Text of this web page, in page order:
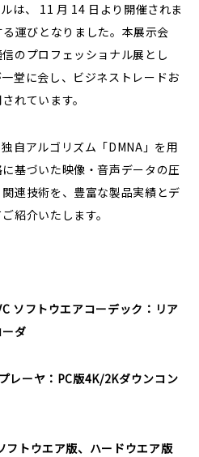
ー
は、 11 月 14 日より開催されま
運びとなりました。本展示会
のプロフェッショナル展とし
堂に会し、ビジネストレードお
れています。
自アルゴリズム「DMNA」を用
基づいた映像・音声データの圧
連技術を、豊富な製品実績とデ
紹介いたします。
ソフトウエアコーデック：リア
ダ
レーヤ：PC版4K/2Kダウンコン
トウエア版、ハードウエア版